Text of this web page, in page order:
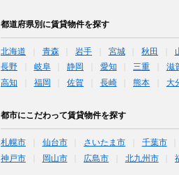
都道府県別に賃貸物件を探す
北海道 青森 岩手 宮城 秋田
長野
岐阜 静岡 愛知 三重 滋
高知
福岡 佐賀 長崎 熊本 大
都市にこだわって賃貸物件を探す
札幌市 仙台市 さいたま市 千葉市
神戸市
岡山市 広島市 北九州市